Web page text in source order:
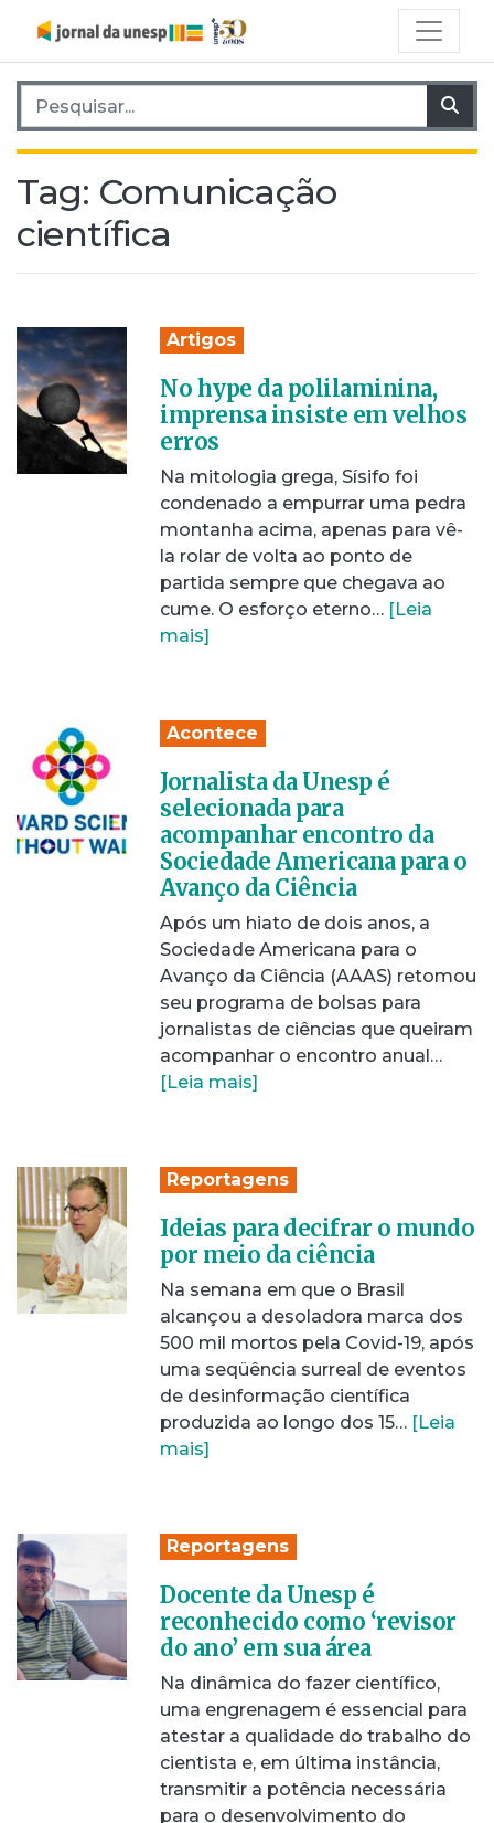
Pesquisar por:
Tag: Comunicação
científica
Artigos
No hype da polilaminina,
imprensa insiste em velhos
erros
Na mitologia grega, Sísifo foi
condenado a empurrar uma pedra
montanha acima, apenas para vê-
la rolar de volta ao ponto de
partida sempre que chegava ao
cume. O esforço eterno… [Leia
mais]
Acontece
Jornalista da Unesp é
selecionada para
acompanhar encontro da
Sociedade Americana para o
Avanço da Ciência
Após um hiato de dois anos, a
Sociedade Americana para o
Avanço da Ciência (AAAS) retomou
seu programa de bolsas para
jornalistas de ciências que queiram
acompanhar o encontro anual…
[Leia mais]
Reportagens
Ideias para decifrar o mundo
por meio da ciência
Na semana em que o Brasil
alcançou a desoladora marca dos
500 mil mortos pela Covid-19, após
uma seqüência surreal de eventos
de desinformação científica
produzida ao longo dos 15… [Leia
mais]
Reportagens
Docente da Unesp é
reconhecido como ‘revisor
do ano’ em sua área
Na dinâmica do fazer científico,
uma engrenagem é essencial para
atestar a qualidade do trabalho do
cientista e, em última instância,
transmitir a potência necessária
para o desenvolvimento do